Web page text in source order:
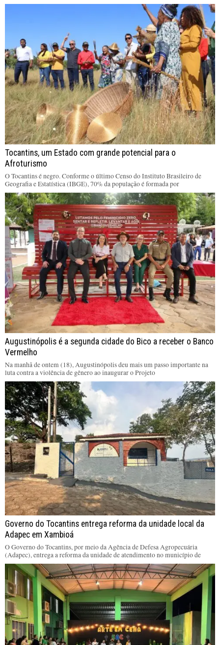
Tocantins, um Estado com grande potencial para o
Afroturismo
O Tocantins é negro. Conforme o último Censo do Instituto Brasileiro de
Geografia e Estatística (IBGE), 70% da população é formada por
Augustinópolis é a segunda cidade do Bico a receber o Banco
Vermelho
Na manhã de ontem (18), Augustinópolis deu mais um passo importante na
luta contra a violência de gênero ao inaugurar o Projeto
Governo do Tocantins entrega reforma da unidade local da
Adapec em Xambioá
O Governo do Tocantins, por meio da Agência de Defesa Agropecuária
(Adapec), entrega a reforma da unidade de atendimento no município de